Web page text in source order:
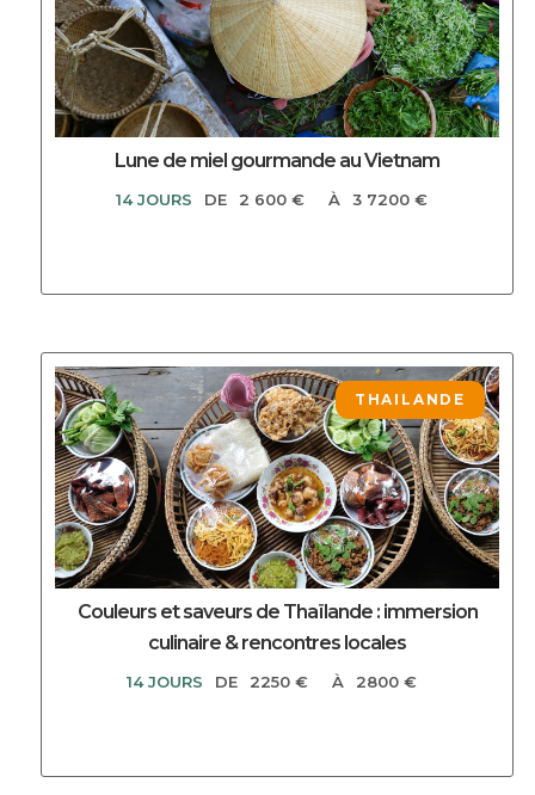
Lune de miel gourmande au Vietnam
14 JOURS DE 2 600 € À 3 7200 €
Couleurs et saveurs de Thaïlande : immersion
culinaire & rencontres locales
14 JOURS DE 2250 € À 2800 €
DECOUVRIR CE CIRCUIT THAILANDE